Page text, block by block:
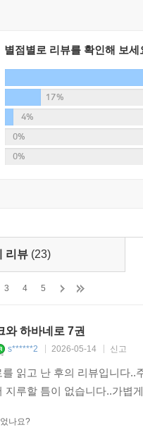
별점별로 리뷰를 확인해 보세
17%
4%
0%
0%
리뷰 (23)
3 4 5
와 하바네로 7권
s******2 2026-05-14 신고
읽고 난 후의 리뷰입니다
지루할 틈이 없습니다..가볍
나요?